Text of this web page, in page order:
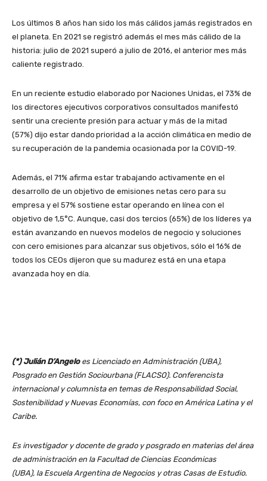
Los últimos 8 años han sido los más cálidos jamás registrados en
el planeta. En 2021 se registró además el mes más cálido de la
historia: julio de 2021 superó a julio de 2016, el anterior mes más
caliente registrado.
En un reciente estudio elaborado por Naciones Unidas, el 73% de
los directores ejecutivos corporativos consultados manifestó
sentir una creciente presión para actuar y más de la mitad
(57%) dijo estar dando prioridad a la acción climática en medio de
su recuperación de la pandemia ocasionada por la COVID-19.
Además, el 71% afirma estar trabajando activamente en el
desarrollo de un objetivo de emisiones netas cero para su
empresa y el 57% sostiene estar operando en línea con el
objetivo de 1,5°C. Aunque, casi dos tercios (65%) de los líderes ya
están avanzando en nuevos modelos de negocio y soluciones
con cero emisiones para alcanzar sus objetivos, sólo el 16% de
todos los CEOs dijeron que su madurez está en una etapa
avanzada hoy en día.
(*) Julián D’Angeloes Licenciado en Administración (UBA),
Posgrado en Gestión Sociourbana (FLACSO). Conferencista
internacional y columnista en temas de Responsabilidad Social,
Sostenibilidad y Nuevas Economías, con foco en América Latina y el
Caribe.
Es investigador y docente de grado y posgrado en materias del área
de administración en la Facultad de Ciencias Económicas
(UBA), la Escuela Argentina de Negocios y otras Casas de Estudio.